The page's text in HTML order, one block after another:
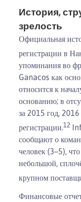
История,
зрелость
Официальная
регистрации в
упоминания во
Ganacos как
относится к
основанию; в
за 2015 год, 2016
регистрации.12
сообщают о
человек (3–5),
небольшой,
крупном
Финансовые